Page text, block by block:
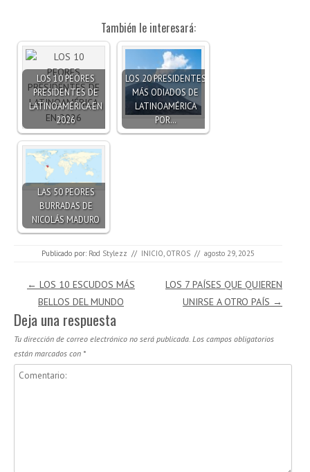
También le interesará:
LOS 10 PEORES
PRESIDENTES DE
LATINOAMÉRICA EN
2026
LOS 20 PRESIDENTES
MÁS ODIADOS DE
LATINOAMÉRICA
POR…
LAS 50 PEORES
BURRADAS DE
NICOLÁS MADURO
Publicado por: Rod Stylezz // INICIO OTROS // agosto 29, 2025
Navegación de entradas
← LOS 10 ESCUDOS MÁS
BELLOS DEL MUNDO
LOS 7 PAÍSES QUE QUIEREN
UNIRSE A OTRO PAÍS →
Deja una respuesta
Tu dirección de correo electrónico no será publicada. Los campos obligatorios
están marcados con *